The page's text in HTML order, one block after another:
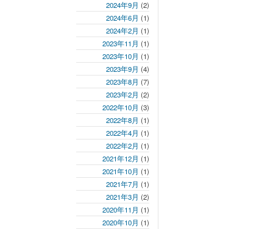
2024年9月 (2)
2024年6月 (1)
2024年2月 (1)
2023年11月 (1)
2023年10月 (1)
2023年9月 (4)
2023年8月 (7)
2023年2月 (2)
2022年10月 (3)
2022年8月 (1)
2022年4月 (1)
2022年2月 (1)
2021年12月 (1)
2021年10月 (1)
2021年7月 (1)
2021年3月 (2)
2020年11月 (1)
2020年10月 (1)